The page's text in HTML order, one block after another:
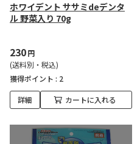
ホワイデント ササミdeデンタ
ル 野菜入り 70g
230円
(送料別・税込)
獲得ポイント : 2
詳細 カートに入れる